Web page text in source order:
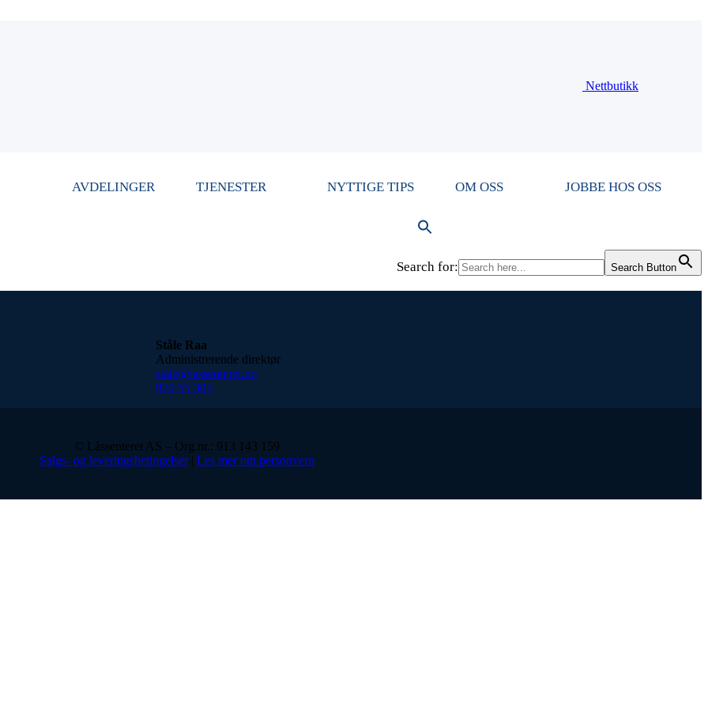
Nettbutikk
AVDELINGER TJENESTER NYTTIGE TIPS OM OSS JOBBE HOS OSS
Search for: Search Button
Ståle Raa
Administrerende direktør
stale@lassenteret.no
970 55 307
© Låssenteret AS – Org.nr.: 913 143 159
Salgs- og leveringsbetingelser| Les mer om personvern